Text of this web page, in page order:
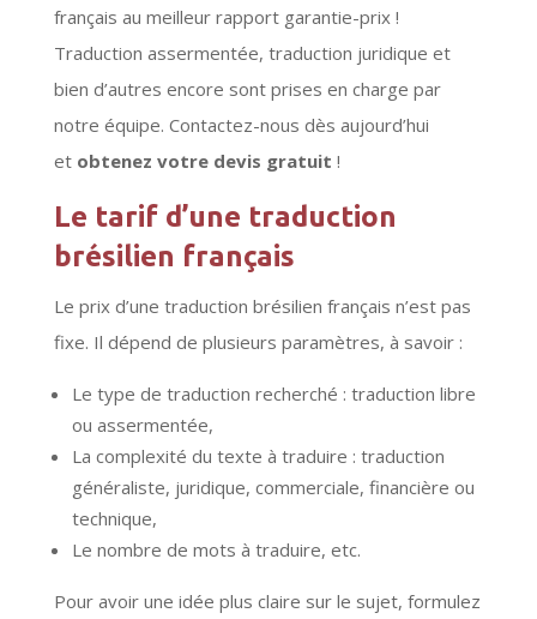
français au meilleur rapport garantie-prix !
Traduction assermentée, traduction juridique et
bien d’autres encore sont prises en charge par
notre équipe. Contactez-nous dès aujourd’hui
et obtenez votre devis gratuit !
Le tarif d’une traduction
brésilien français
Le prix d’une traduction brésilien français n’est pas
fixe. Il dépend de plusieurs paramètres, à savoir :
Le type de traduction recherché : traduction libre
ou assermentée,
La complexité du texte à traduire : traduction
généraliste, juridique, commerciale, financière ou
technique,
Le nombre de mots à traduire, etc.
Pour avoir une idée plus claire sur le sujet, formulez